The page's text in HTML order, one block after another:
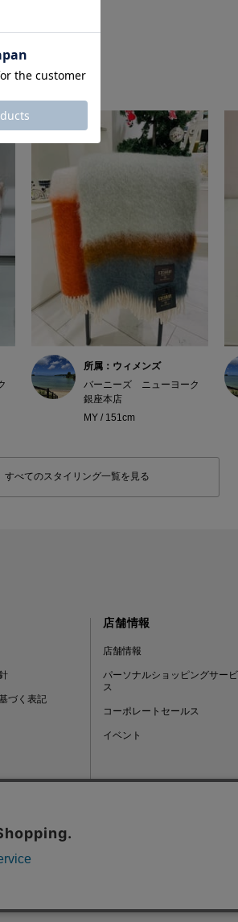
リング
所属：ウィメンズ
バーニーズ ニューヨーク
銀座本店
MY / 151cm
すべてのスタイリング一覧を見る
づく表記
店舗情報
店舗情報
パーソナルショッピングサービ
ス
コーポレートセールス
イベント